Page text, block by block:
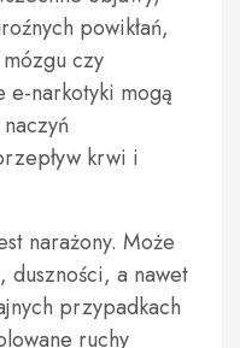
powikłań,
czy
narkotyki mogą
krwi i
narażony. Może
duszności, a nawet
przypadkach
ruchy